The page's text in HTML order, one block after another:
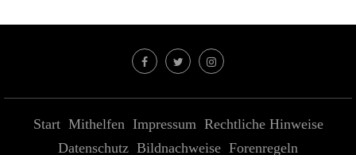
Start Mithelfen Impressum Rechtliche Hinweise
Datenschutz Bildnachweise Forenregeln